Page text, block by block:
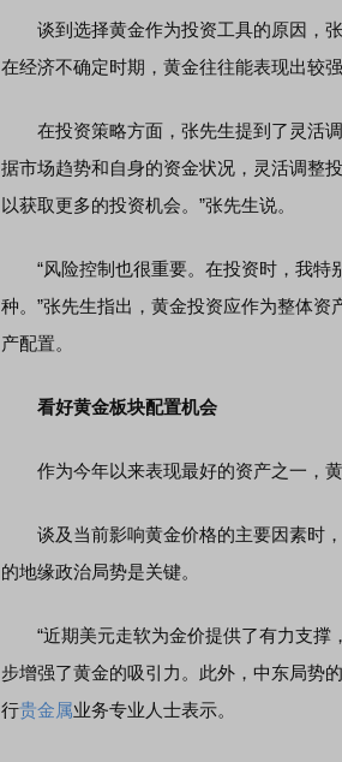
谈到选择黄金作为投资工具的原因，张
在经济不确定时期，黄金往往能表现出较
在投资策略方面，张先生提到了灵活调
据市场趋势和自身的资金状况，灵活调整
以获取更多的投资机会。”张先生说。
“风险控制也很重要。在投资时，我特
种。”张先生指出，黄金投资应作为整体
产配置。
看好黄金板块配置机会
作为今年以来表现最好的资产之一，黄
谈及当前影响黄金价格的主要因素时，
的地缘政治局势是关键。
“近期美元走软为金价提供了有力支撑
步增强了黄金的吸引力。此外，中东局势
行贵金属业务专业人士表示。